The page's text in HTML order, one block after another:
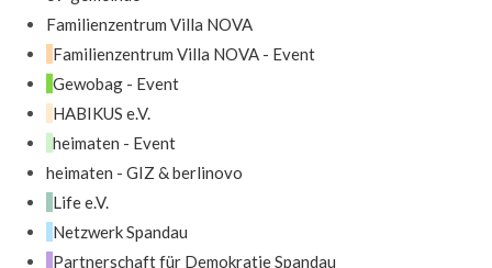
Familienzentrum Villa NOVA
Familienzentrum Villa NOVA - Event
Gewobag - Event
HABIKUS e.V.
heimaten - Event
heimaten - GIZ & berlinovo
Life e.V.
Netzwerk Spandau
Partnerschaft für Demokratie Spandau